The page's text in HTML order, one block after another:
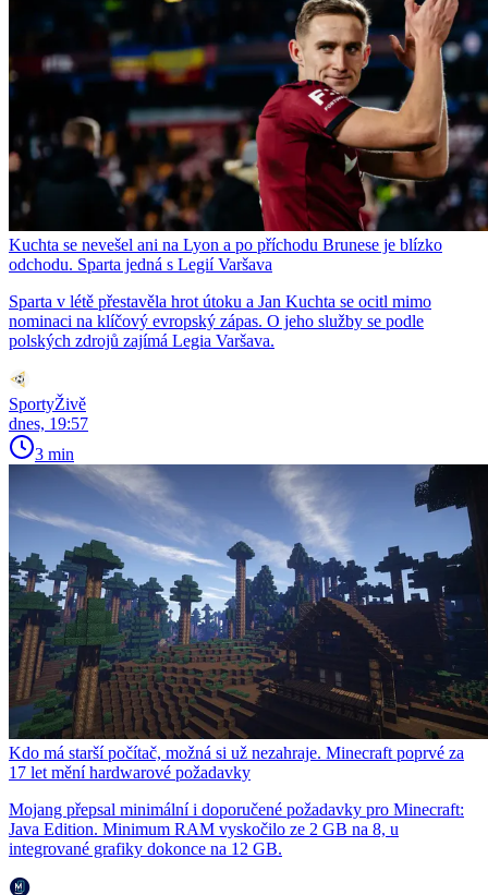
Kuchta se nevešel ani na Lyon a po příchodu Brunese je blízko
odchodu. Sparta jedná s Legií Varšava
Sparta v létě přestavěla hrot útoku a Jan Kuchta se ocitl mimo
nominaci na klíčový evropský zápas. O jeho služby se podle
polských zdrojů zajímá Legia Varšava.
SportyŽivě
dnes, 19:57
3 min
Kdo má starší počítač, možná si už nezahraje. Minecraft poprvé za
17 let mění hardwarové požadavky
Mojang přepsal minimální i doporučené požadavky pro Minecraft:
Java Edition. Minimum RAM vyskočilo ze 2 GB na 8, u
integrované grafiky dokonce na 12 GB.